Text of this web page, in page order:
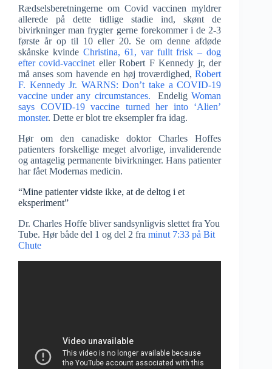
Rædselsberetningerne om Covid vaccinen myldrer
allerede på dette tidlige stadie ind, skønt de
bivirkninger man frygter gerne forekommer i de 2-3
første år op til 10 eller 20. Se om denne afdøde
skånske kvinde Christina, 61, var fullt frisk – dog
efter covid-vaccinet eller Robert F Kennedy jr, der
må anses som havende en høj troværdighed,Robert
F. Kennedy Jr. WARNS: Don’t take a COVID-19
vaccine under any circumstances.
EndeligWoman
says COVID-19 vaccine turned her into ‘Alien’
monster. Dette er blot tre eksempler fra idag.
Hør om den canadiske doktor Charles Hoffes
patienters forskellige meget alvorlige, invaliderende
og antagelig permanente bivirkninger. Hans patienter
har fået Modernas medicin.
“Mine patienter vidste ikke, at de deltog i et
eksperiment”
Dr. Charles Hoffe bliver sandsynligvis slettet fra You
Tube. Hør både del 1 og del 2 fra minut 7:33 på Bit
Chute